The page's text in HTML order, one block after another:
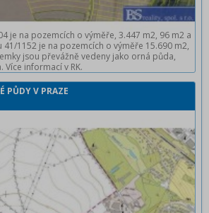
je na pozemcích o výměře, 3.447 m2, 96 m2 a
41/1152 je na pozemcích o výměře 15.690 m2,
jsou převážně vedeny jako orná půda,
informací v RK.
PŮDY V PRAZE